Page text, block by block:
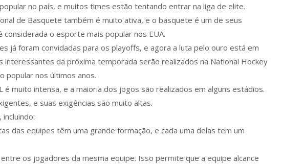
no país, e muitos times estão tentando entrar na liga de elite.
de Basquete também é muito ativa, e o basquete é um de seus
considerada o esporte mais popular nos EUA.
já foram convidadas para os playoffs, e agora a luta pelo ouro está em
interessantes da próxima temporada serão realizados na National Hockey
popular nos últimos anos.
é muito intensa, e a maioria dos jogos são realizados em alguns estádios.
e suas exigências são muito altas.
das equipes têm uma grande formação, e cada uma delas tem um
os jogadores da mesma equipe. Isso permite que a equipe alcance